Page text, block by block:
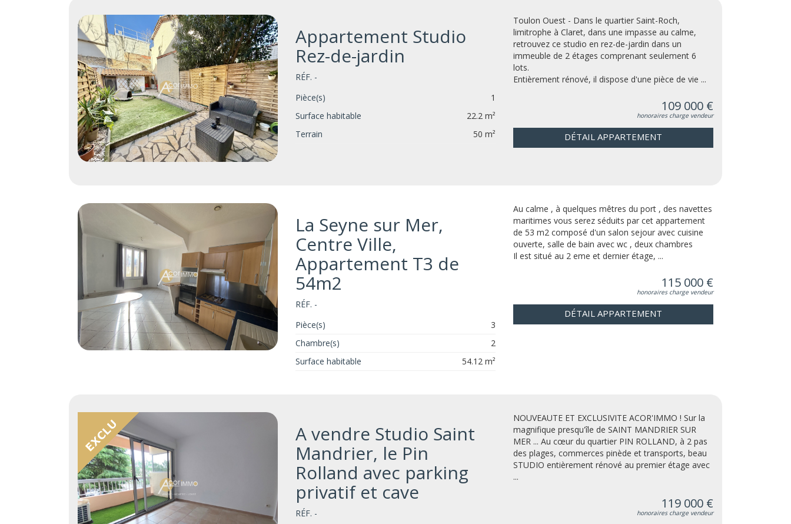
Appartement Studio
Rez-de-jardin
RÉF. -
Pièce(s)
1
Surface habitable
22.2 m²
Terrain
50 m²
Toulon Ouest - Dans le quartier Saint-Roch,
limitrophe à Claret, dans une impasse au calme,
retrouvez ce studio en rez-de-jardin dans un
immeuble de 2 étages comprenant seulement 6
lots.
Entièrement rénové, il dispose d'une pièce de vie ...
109 000 €
honoraires charge vendeur
DÉTAIL APPARTEMENT
La Seyne sur Mer,
Centre Ville,
Appartement T3 de
54m2
RÉF. -
Pièce(s)
3
Chambre(s)
2
Surface habitable
54.12 m²
Au calme , à quelques mêtres du port , des navettes
maritimes vous serez séduits par cet appartement
de 53 m2 composé d'un salon sejour avec cuisine
ouverte, salle de bain avec wc , deux chambres
Il est situé au 2 eme et dernier étage, ...
115 000 €
honoraires charge vendeur
DÉTAIL APPARTEMENT
A vendre Studio Saint
Mandrier, le Pin
Rolland avec parking
privatif et cave
RÉF. -
NOUVEAUTE ET EXCLUSIVITE ACOR'IMMO ! Sur la
magnifique presqu'île de SAINT MANDRIER SUR
MER ... Au cœur du quartier PIN ROLLAND, à 2 pas
des plages, commerces pinède et transports, beau
STUDIO entièrement rénové au premier étage avec
...
119 000 €
honoraires charge vendeur